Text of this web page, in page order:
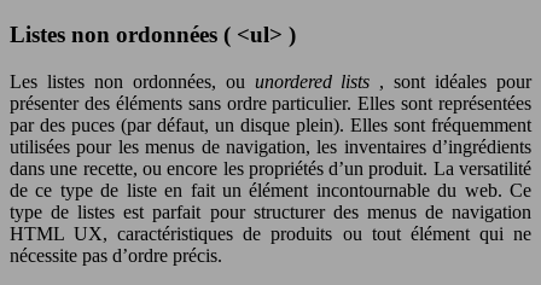
Listes non ordonnées ( <ul> )
Les listes non ordonnées, ou unordered lists , sont idéales pour
présenter des éléments sans ordre particulier. Elles sont représentées
par des puces (par défaut, un disque plein). Elles sont fréquemment
utilisées pour les menus de navigation, les inventaires d’ingrédients
dans une recette, ou encore les propriétés d’un produit. La versatilité
de ce type de liste en fait un élément incontournable du web. Ce
type de listes est parfait pour structurer des menus de navigation
HTML UX, caractéristiques de produits ou tout élément qui ne
nécessite pas d’ordre précis.